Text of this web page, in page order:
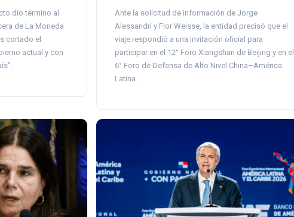
dio término al
de La Moneda
cortado el
actual y con
Ante la solicitud de información de Jorge
Alessandri y Flor Weisse, la entidad precisó que el
viaje respondió a una invitación oficial para
participar en el 12° Foro Xiangshan de Beijing y en el
6° Foro de Defensa de Alto Nivel China–América
Latina.